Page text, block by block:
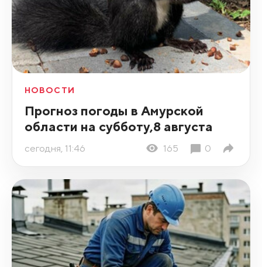
НОВОСТИ
Прогноз погоды в Амурской
области на субботу,8 августа
сегодня, 11:46 165 0